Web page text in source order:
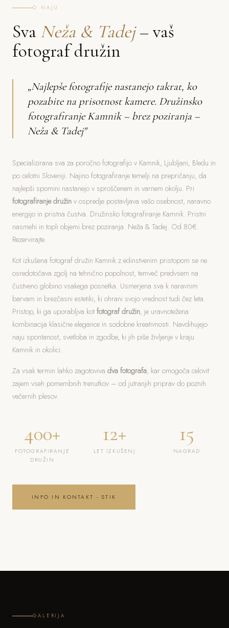
O NAJU
Sva Neža & Tadej– vaš
fotograf družin
„Najlepše fotografije nastanejo takrat, ko
pozabite na prisotnost kamere. Družinsko
fotografiranje Kamnik – brez poziranja –
Neža & Tadej"
Specializirana sva za poročno fotografijo v Kamnik, Ljubljani, Bledu in
po celotni Sloveniji. Najino fotografiranje temelji na prepričanju, da
najlepši spomini nastanejo v sproščenem in varnem okolju. Pri
fotografiranje družin v ospredje postavljava vašo osebnost, naravno
energijo in pristna čustva. Družinsko fotografiranje Kamnik. Pristni
nasmehi in topli objemi brez poziranja. Neža & Tadej. Od 80€.
Rezervirajte.
Kot izkušena fotograf družin Kamnik z edinstvenim pristopom se ne
osredotočava zgolj na tehnično popolnost, temveč predvsem na
čustveno globino vsakega posnetka. Usmerjena sva k naravnim
barvam in brezčasni estetiki, ki ohrani svojo vrednost tudi čez leta.
Pristop, ki ga uporabljva kot fotograf družin, je uravnotežena
kombinacija klasične elegance in sodobne kreativnosti. Navdihujejo
naju spontanost, svetloba in zgodbe, ki jih piše življenje v kraju
Kamnik in okolici.
Za vsak termin lahko zagotoviva dva fotografa, kar omogoča celovit
zajem vseh pomembnih trenutkov – od jutranjih priprav do poznih
večernih plesov.
400+
FOTOGRAFIRANJE
DRUŽIN
12+
LET IZKUŠENJ
15
NAGRAD
INFO IN KONTAKT - STIK
GALERIJA